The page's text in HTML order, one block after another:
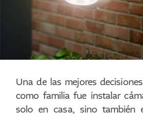
Una de las mejores
como familia fue instalar
solo en casa, sino también